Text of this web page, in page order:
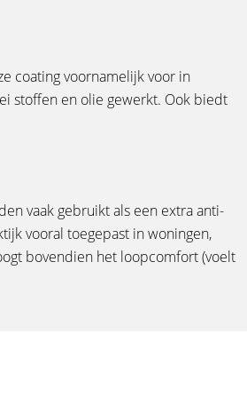
coating voornamelijk voor in
stoffen en olie gewerkt. Ook biedt
vaak gebruikt als een extra anti-
vooral toegepast in woningen,
bovendien het loopcomfort (voelt